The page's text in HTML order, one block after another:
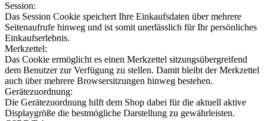
Session:
Das Session Cookie speichert Ihre Einkaufsdaten über mehrere
Seitenaufrufe hinweg und ist somit unerlässlich für Ihr persönliches
Einkaufserlebnis.
Merkzettel:
Das Cookie ermöglicht es einen Merkzettel sitzungsübergreifend
dem Benutzer zur Verfügung zu stellen. Damit bleibt der Merkzettel
auch über mehrere Browsersitzungen hinweg bestehen.
Gerätezuordnung:
Die Gerätezuordnung hilft dem Shop dabei für die aktuell aktive
Displaygröße die bestmögliche Darstellung zu gewährleisten.